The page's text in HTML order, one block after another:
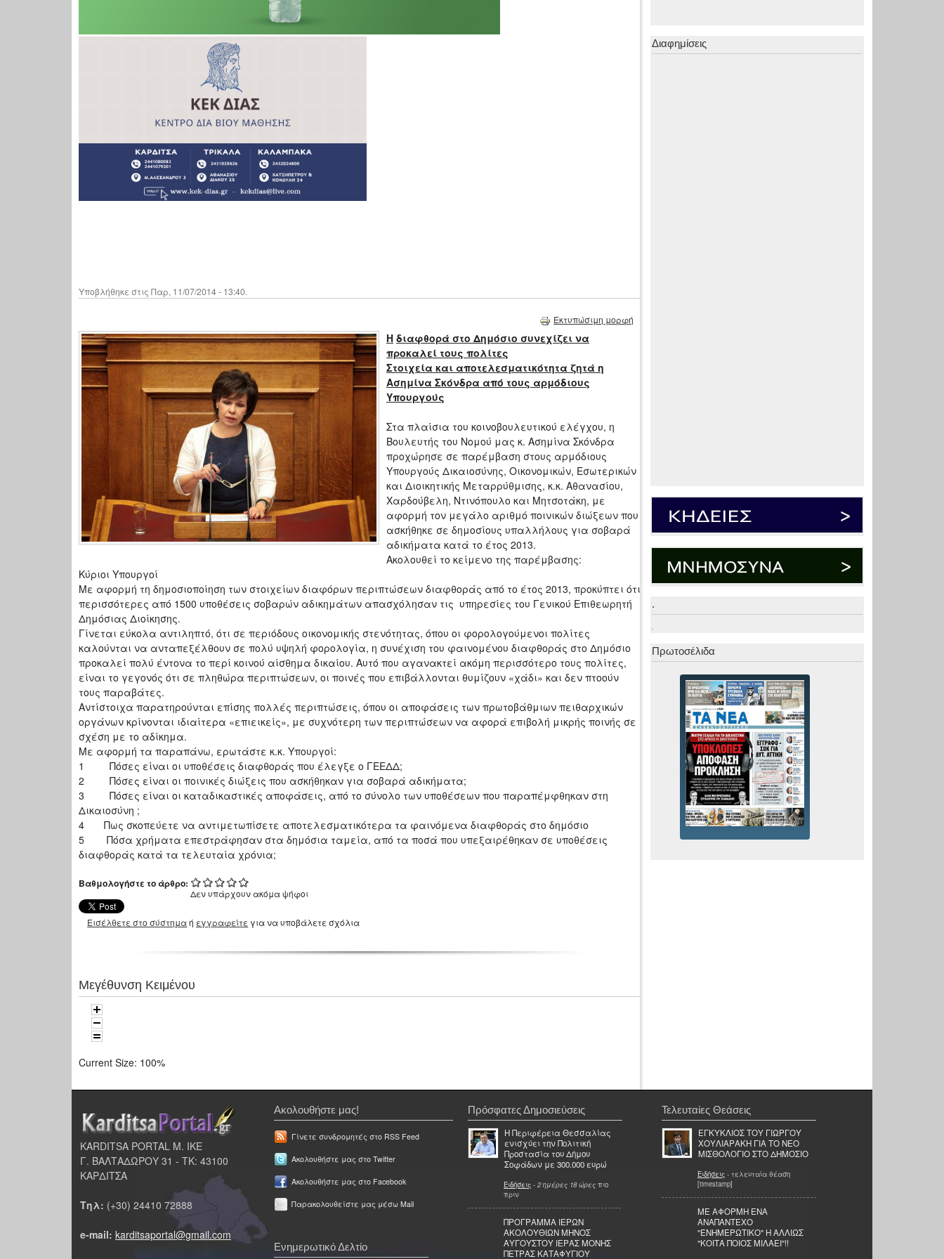
Υποβλήθηκε στις Παρ, 11/07/2014 - 13:40.
Εκτυπώσιμη μορφή
H διαφθορά στο Δημόσιο συνεχίζει να
προκαλεί τους πολίτες
Στοιχεία και αποτελεσματικότητα ζητά η
Ασημίνα Σκόνδρα από τους αρμόδιους
Υπουργούς
Στα πλαίσια του κοινοβουλευτικού ελέγχου, η
Βουλευτής του Νομού μας κ. Ασημίνα Σκόνδρα
προχώρησε σε παρέμβαση στους αρμόδιους
Υπουργούς Δικαιοσύνης, Οικονομικών, Εσωτερικών
και Διοικητικής Μεταρρύθμισης, κ.κ. Αθανασίου,
Χαρδούβελη, Ντινόπουλο και Μητσοτάκη, με
αφορμή τον μεγάλο αριθμό ποινικών διώξεων που
ασκήθηκε σε δημοσίους υπαλλήλους για σοβαρά
αδικήματα κατά το έτος 2013.
Ακολουθεί το κείμενο της παρέμβασης:
Κύριοι Υπουργοί
Με αφορμή τη δημοσιοποίηση των στοιχείων διαφόρων περιπτώσεων διαφθοράς από το έτος 2013, προκύπτει ότι
περισσότερες από 1500 υποθέσεις σοβαρών αδικημάτων απασχόλησαν τις υπηρεσίες του Γενικού Επιθεωρητή
Δημόσιας Διοίκησης.
Γίνεται εύκολα αντιληπτό, ότι σε περιόδους οικονομικής στενότητας, όπου οι φορολογούμενοι πολίτες
καλούνται να ανταπεξέλθουν σε πολύ υψηλή φορολογία, η συνέχιση του φαινομένου διαφθοράς στο Δημόσιο
προκαλεί πολύ έντονα το περί κοινού αίσθημα δικαίου. Αυτό που αγανακτεί ακόμη περισσότερο τους πολίτες,
είναι το γεγονός ότι σε πληθώρα περιπτώσεων, οι ποινές που επιβάλλονται θυμίζουν «χάδι» και δεν πτοούν
τους παραβάτες.
Αντίστοιχα παρατηρούνται επίσης πολλές περιπτώσεις, όπου οι αποφάσεις των πρωτοβάθμιων πειθαρχικών
οργάνων κρίνονται ιδιαίτερα «επιεικείς», με συχνότερη των περιπτώσεων να αφορά επιβολή μικρής ποινής σε
σχέση με το αδίκημα.
Με αφορμή τα παραπάνω, ερωτάστε κ.κ. Υπουργοί:
1 Πόσες είναι οι υποθέσεις διαφθοράς που έλεγξε ο ΓΕΕΔΔ;
2 Πόσες είναι οι ποινικές διώξεις που ασκήθηκαν για σοβαρά αδικήματα;
3 Πόσες είναι οι καταδικαστικές αποφάσεις, από το σύνολο των υποθέσεων που παραπέμφθηκαν στη
Δικαιοσύνη ;
4 Πως σκοπεύετε να αντιμετωπίσετε αποτελεσματικότερα τα φαινόμενα διαφθοράς στο δημόσιο
5 Πόσα χρήματα επεστράφησαν στα δημόσια ταμεία, από τα ποσά που υπεξαιρέθηκαν σε υποθέσεις
διαφθοράς κατά τα τελευταία χρόνια;
Βαθμολογήστε το άρθρο:
Δεν υπάρχουν ακόμα ψήφοι
Εισέλθετε στο σύστημαή εγγραφείτε για να υποβάλετε σχόλια
Μεγέθυνση Κειμένου
Current Size: 100%
Διαφημίσεις
.
.
Πρωτοσέλιδα
KARDITSA PORTAL Μ. ΙΚΕ
Γ. ΒΑΛΤΑΔΩΡΟΥ 31 - ΤΚ: 43100
ΚΑΡΔΙΤΣΑ
Τηλ: (+30) 24410 72888
e-mail: karditsaportal@gmail.com
Ακολουθήστε μας!
Γίνετε συνδρομητές στο RSS Feed
Ακολουθήστε μας στο Twitter
Ακολουθήστε μας στο Facebook
Παρακολουθείστε μας μέσω Mail
Ενημερωτικό Δελτίο
Πρόσφατες Δημοσιεύσεις
Η Περιφέρεια Θεσσαλίας
ενισχύει την Πολιτική
Προστασία του Δήμου
Σοφάδων με 300.000 ευρώ
Ειδήσεις - 2 ημέρες 18 ώρες πιο
πριν
ΠΡΟΓΡΑΜΜΑ ΙΕΡΩΝ
ΑΚΟΛΟΥΘΙΩΝ ΜΗΝΟΣ
ΑΥΓΟΥΣΤΟΥ ΙΕΡΑΣ ΜΟΝΗΣ
ΠΕΤΡΑΣ ΚΑΤΑΦΥΓΙΟΥ
Τελευταίες Θεάσεις
ΕΓΚΥΚΛΙΟΣ ΤΟΥ ΓΙΩΡΓΟΥ
ΧΟΥΛΙΑΡΑΚΗ ΓΙΑ ΤΟ ΝΕΟ
ΜΙΣΘΟΛΟΓΙΟ ΣΤΟ ΔΗΜΟΣΙΟ
Ειδήσεις - τελευταία θέαση
[timestamp]
ΜΕ ΑΦΟΡΜΗ ΕΝΑ
ΑΝΑΠΑΝΤΕΧΟ
"ΕΝΗΜΕΡΩΤΙΚΟ" Η ΑΛΛΙΩΣ
"ΚΟΙΤΑ ΠΟΙΟΣ ΜΙΛΑΕΙ"!!